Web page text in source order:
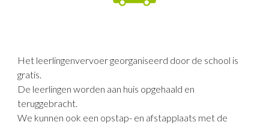
Het leerlingenvervoer georganiseerd door de school is
gratis.
De leerlingen worden aan huis opgehaald en
teruggebracht.
We kunnen ook een opstap- en afstapplaats met de